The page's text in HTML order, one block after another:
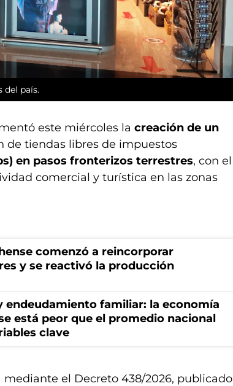
del país.
este miércoles la creación de un
de tiendas libres de impuestos
en pasos fronterizos terrestres, con el
comercial y turística en las zonas
comenzó a reincorporar
y se reactivó la producción
endeudamiento familiar: la economía
está peor que el promedio nacional
clave
el Decreto 438/2026, publicado